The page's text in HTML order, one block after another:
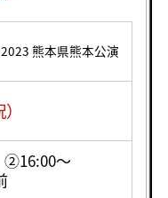
熊本県熊本公演
〜